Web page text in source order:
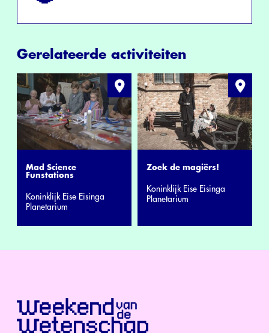
Gerelateerde activiteiten
Mad Science
Funstations
Koninklijk Eise Eisinga
Planetarium
Zoek de magiërs!
Koninklijk Eise Eisinga
Planetarium